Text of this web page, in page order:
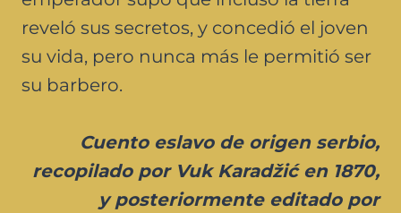
reveló sus secretos, y concedió el joven
su vida, pero nunca más le permitió ser
su barbero.
Cuento eslavo de origen serbio,
recopilado por Vuk Karadžić en 1870,
y posteriormente editado por